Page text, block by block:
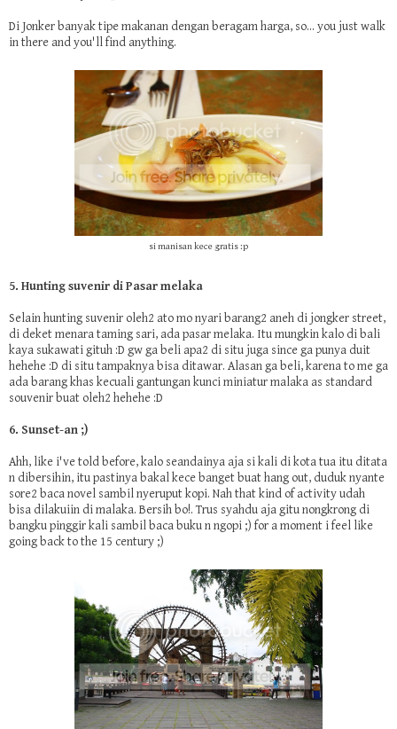
Di Jonker banyak tipe makanan dengan beragam harga, so... you just walk
in there and you'll find anything.
si manisan kece gratis :p
5. Hunting suvenir di Pasar melaka
Selain hunting suvenir oleh2 ato mo nyari barang2 aneh di jongker street,
di deket menara taming sari, ada pasar melaka. Itu mungkin kalo di bali
kaya sukawati gituh :D gw ga beli apa2 di situ juga since ga punya duit
hehehe :D di situ tampaknya bisa ditawar. Alasan ga beli, karena to me ga
ada barang khas kecuali gantungan kunci miniatur malaka as standard
souvenir buat oleh2 hehehe :D
6. Sunset-an ;)
Ahh, like i've told before, kalo seandainya aja si kali di kota tua itu ditata
n dibersihin, itu pastinya bakal kece banget buat hang out, duduk nyante
sore2 baca novel sambil nyeruput kopi. Nah that kind of activity udah
bisa dilakuiin di malaka. Bersih bo!. Trus syahdu aja gitu nongkrong di
bangku pinggir kali sambil baca buku n ngopi ;) for a moment i feel like
going back to the 15 century ;)